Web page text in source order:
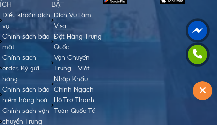
ÍCH
Điều khoản dịch
vụ
Chính sách bảo
mật
Chính sách
order, Ký gửi
hàng
Chính sách bảo
hiểm hàng hoá
Chính sách vận
chuyển Trung -
BẬT
Dịch Vụ Làm
Visa
Đặt Hàng Trung
Quốc
Vận Chuyển
Trung - Việt
Nhập Khẩu
Chính Ngạch
Hỗ Trợ Thanh
Toán Quốc Tế